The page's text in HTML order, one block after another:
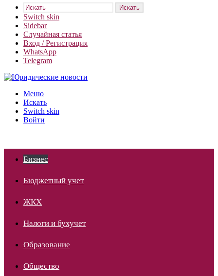
Искать
Switch skin
Sidebar
Случайная статья
Вход / Регистрация
WhatsApp
Telegram
Меню
Искать
Switch skin
Войти
Бизнес
Бюджетный учет
ЖКХ
Налоги и бухучет
Образование
Общество